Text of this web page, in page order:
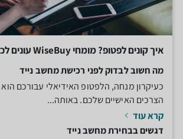
איך קונים לפטופ? מומחי WiseBuy עונים לכל שאלה
מה חשוב לבדוק לפני רכישת מחשב נייד
כעיקרון מנחה, הלפטופ האידיאלי עבורכם
הצרכים האישיים שלכם. באותה...
קרא עוד
דגשים בבחירת מחשב נייד